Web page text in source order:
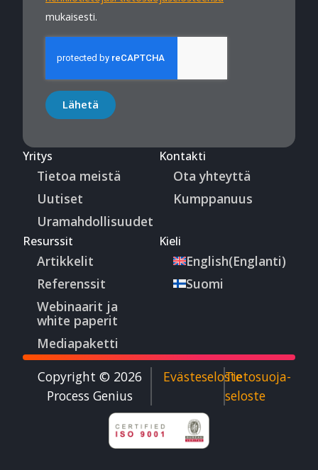
mukaisesti.
Lähetä
Yritys
Tietoa meistä
Uutiset
Uramahdollisuudet
Kontakti
Ota yhteyttä
Kumppanuus
Resurssit
Artikkelit
Referenssit
Webinaarit ja
white paperit
Mediapaketti
Kieli
English(Englanti)
Suomi
Copyright © 2026
Process Genius​
EvästeselosteTietosuoja­
seloste